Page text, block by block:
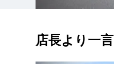
店長より一言